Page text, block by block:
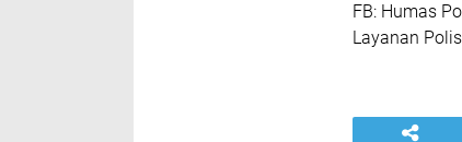
FB: Humas
Layanan